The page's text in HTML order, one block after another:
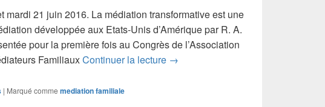
mardi 21 juin 2016. La médiation transformative est une
développée aux Etats-Unis d’Amérique par R. A.
pour la première fois au Congrès de l’Association
FamiliauxContinuer la lecture La médiation transformative
→
| Marqué comme mediation familiale